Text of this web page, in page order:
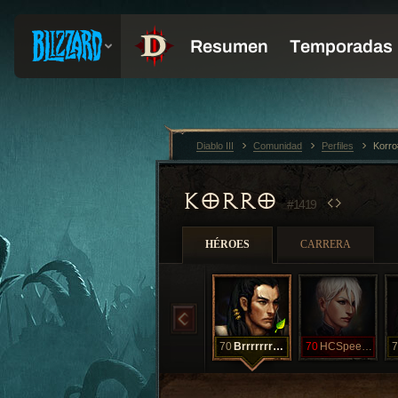
KORRO#1419
HÉROES CARRERA
70 Brrrrrrrrrrr 70 HCSpeeder
Diablo III Comunidad Perfiles